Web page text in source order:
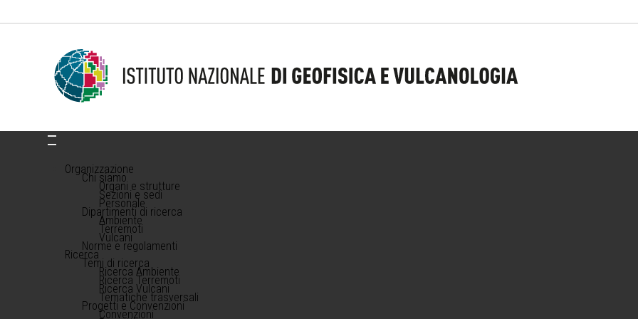
Organizzazione
Chi siamo
Organi e strutture
Sezioni e sedi
Personale
Dipartimenti di ricerca
Ambiente
Terremoti
Vulcani
Norme e regolamenti
Ricerca
Temi di ricerca
Ricerca Ambiente
Ricerca Terremoti
Ricerca Vulcani
Tematiche trasversali
Progetti e Convenzioni
Convenzioni